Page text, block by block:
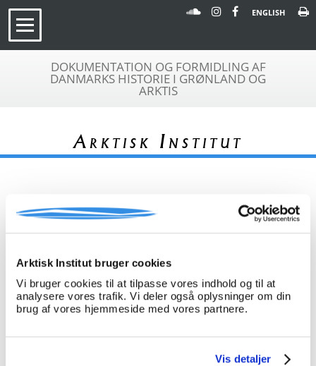
Arktisk Institut bruger cookies
Vi bruger cookies til at tilpasse vores indhold og til at
analysere vores trafik. Vi deler også oplysninger om din
brug af vores hjemmeside med vores partnere.
Vis detaljer
ENGLISH
DOKUMENTATION OG FORMIDLING AF
DANMARKS HISTORIE I GRØNLAND OG
ARKTIS
Arktisk Institut
« Tilbage til arkivoversigt
A 051
Kirken i Grønland
Beskrivelse:
Arkivfonden indeholder en tryksag
om bispevielsen i Hans Egede Kirke,
Nuuk. Gudstjenestens forløb ved
for Grønland, 28. maj 1995.